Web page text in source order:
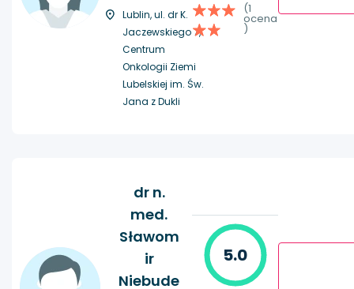
Lublin, ul. dr K.
Jaczewskiego 7,
Centrum
Onkologii Ziemi
Lubelskiej im. Św.
Jana z Dukli
(1
ocena
)
dr n.
med.
Sławom
ir
Niebude
5.0